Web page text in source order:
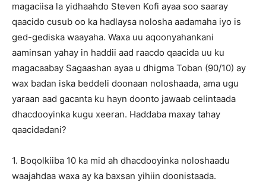
magaciisa la yidhaahdo Steven Kofi ayaa soo saaray
qaacido cusub oo ka hadlaysa nolosha aadamaha iyo is
ged-gediska waayaha. Waxa uu aqoonyahankani
aaminsan yahay in haddii aad raacdo qaacida uu ku
magacaabay Sagaashan ayaa u dhigma Toban (90/10) ay
wax badan iska beddeli doonaan noloshaada, ama ugu
yaraan aad gacanta ku hayn doonto jawaab celintaada
dhacdooyinka kugu xeeran. Haddaba maxay tahay
qaacidadani?
1. Boqolkiiba 10 ka mid ah dhacdooyinka noloshaadu
waajahdaa waxa ay ka baxsan yihiin doonistaada.